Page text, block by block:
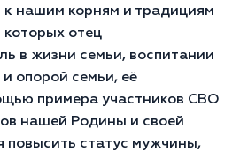
нашим корням и традициям
отец
в жизни семьи, воспитании
опорой семьи, её
примера участников СВО
нашей Родины и своей
повысить статус мужчины,